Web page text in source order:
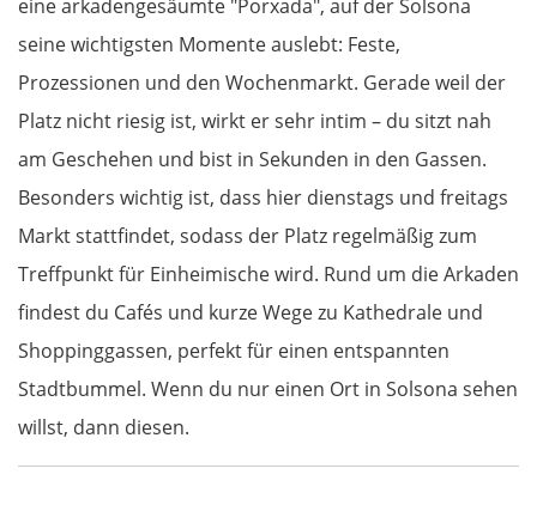
eine arkadengesäumte "Porxada", auf der Solsona
seine wichtigsten Momente auslebt: Feste,
Prozessionen und den Wochenmarkt. Gerade weil der
Platz nicht riesig ist, wirkt er sehr intim – du sitzt nah
am Geschehen und bist in Sekunden in den Gassen.
Besonders wichtig ist, dass hier dienstags und freitags
Markt stattfindet, sodass der Platz regelmäßig zum
Treffpunkt für Einheimische wird. Rund um die Arkaden
findest du Cafés und kurze Wege zu Kathedrale und
Shoppinggassen, perfekt für einen entspannten
Stadtbummel. Wenn du nur einen Ort in Solsona sehen
willst, dann diesen.